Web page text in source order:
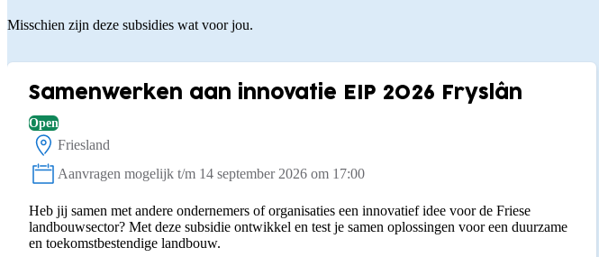
Misschien zijn deze subsidies wat voor jou.
Samenwerken aan innovatie EIP 2026 Fryslân
Open
Locatie:
Friesland
Status:
Aanvragen mogelijk t/m 14 september 2026 om 17:00
Heb jij samen met andere ondernemers of organisaties een innovatief idee voor de Friese
landbouwsector? Met deze subsidie ontwikkel en test je samen oplossingen voor een duurzame
en toekomstbestendige landbouw.